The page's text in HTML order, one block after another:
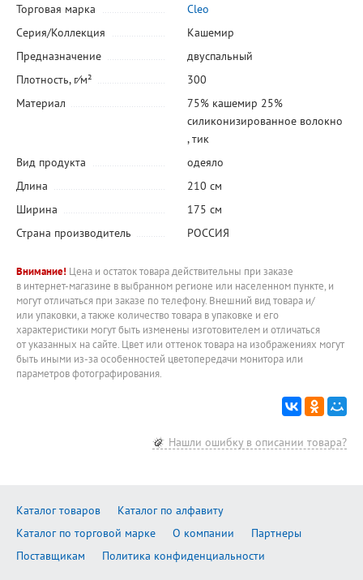
Торговая марка
Cleo
Серия/Коллекция
Кашемир
Предназначение
двуспальный
Плотность, г⁄м²
300
Материал
75% кашемир 25%
силиконизированное волокно
,тик
Вид продукта
одеяло
Длина
210 см
Ширина
175 см
Страна производитель
РОССИЯ
Внимание! Цена и остаток товара действительны при заказе
в интернет-магазине в выбранном регионе или населенном пункте, и
могут отличаться при заказе по телефону. Внешний вид товара и/
или упаковки, а также количество товара в упаковке и его
характеристики могут быть изменены изготовителем и отличаться
от указанных на сайте. Цвет или оттенок товара на изображениях могут
быть иными из-за особенностей цветопередачи монитора или
параметров фотографирования.
Нашли ошибку в описании товара?
Каталог товаров
Каталог по алфавиту
Каталог по торговой марке
О компании
Партнеры
Поставщикам
Политика конфиденциальности